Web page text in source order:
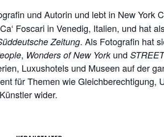
und Autorin und lebt in New York
Foscari in Venedig, Italien, und hat
Zeitung. Als Fotografin hat
, Wonders of New Yorkund
Luxushotels und Museen auf der
für Themen wie Gleichberechtigung,
wider.